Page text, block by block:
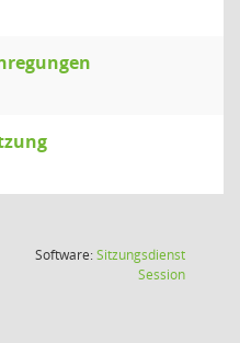
Software:Sitzungsdienst
Session(Wird in